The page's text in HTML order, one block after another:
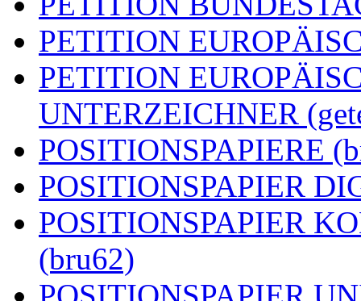
PETITION
PETITION
UNTERZEICHNER
POSITIONSPAPIERE
POSITIONSPAPIER
POSITIONSPAPIER
(bru62)